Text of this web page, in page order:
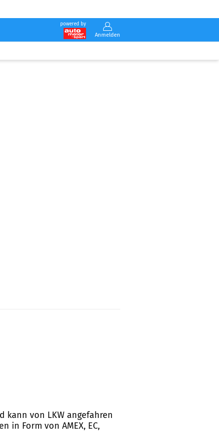
powered by
Anmelden
kann von LKW angefahren
in Form von AMEX, EC,